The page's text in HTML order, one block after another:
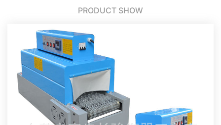
PRODUCT SHOW